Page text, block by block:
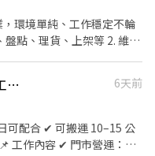
環境單純、工作穩定不輪
點、理貨、上架等 2. 維持
為每日跑點約3–10家門市，
擇一於門市安排受訓 🔔需
：07:00-12:00、07:30-
班：17:30-22:30、17:30-
👍 🦐桃竹苗🦐門市人員🌟短時數工作🌟零經驗也能快速上手
6天前
可配合 ✔ 可搬運 10–15 公
工作內容 ✔ 門市營運：包